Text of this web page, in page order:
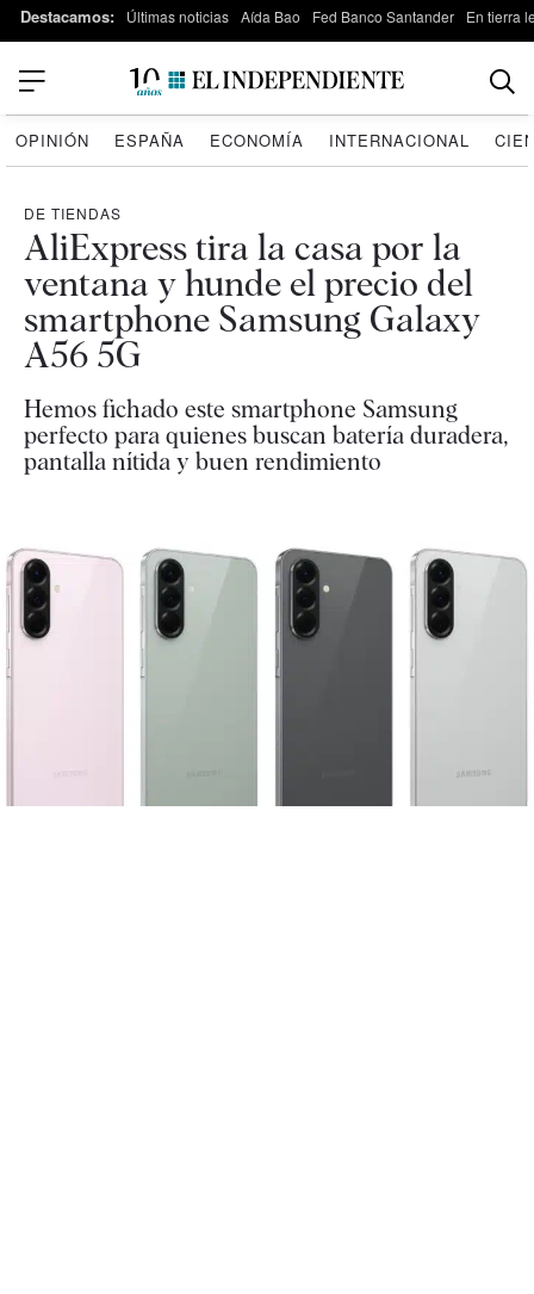
Destacamos: Últimas noticias Aída Bao Fed Banco Santander En tierra
OPINIÓN ESPAÑA ECONOMÍA INTERNACIONAL
DE TIENDAS
AliExpress tira la casa por la
ventana y hunde el precio del
smartphone Samsung Galaxy
A56 5G
Hemos fichado este smartphone Samsung
perfecto para quienes buscan batería duradera,
pantalla nítida y buen rendimiento